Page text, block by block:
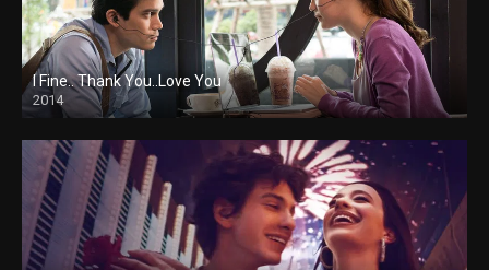
I Fine.. Thank You..Love You
2014